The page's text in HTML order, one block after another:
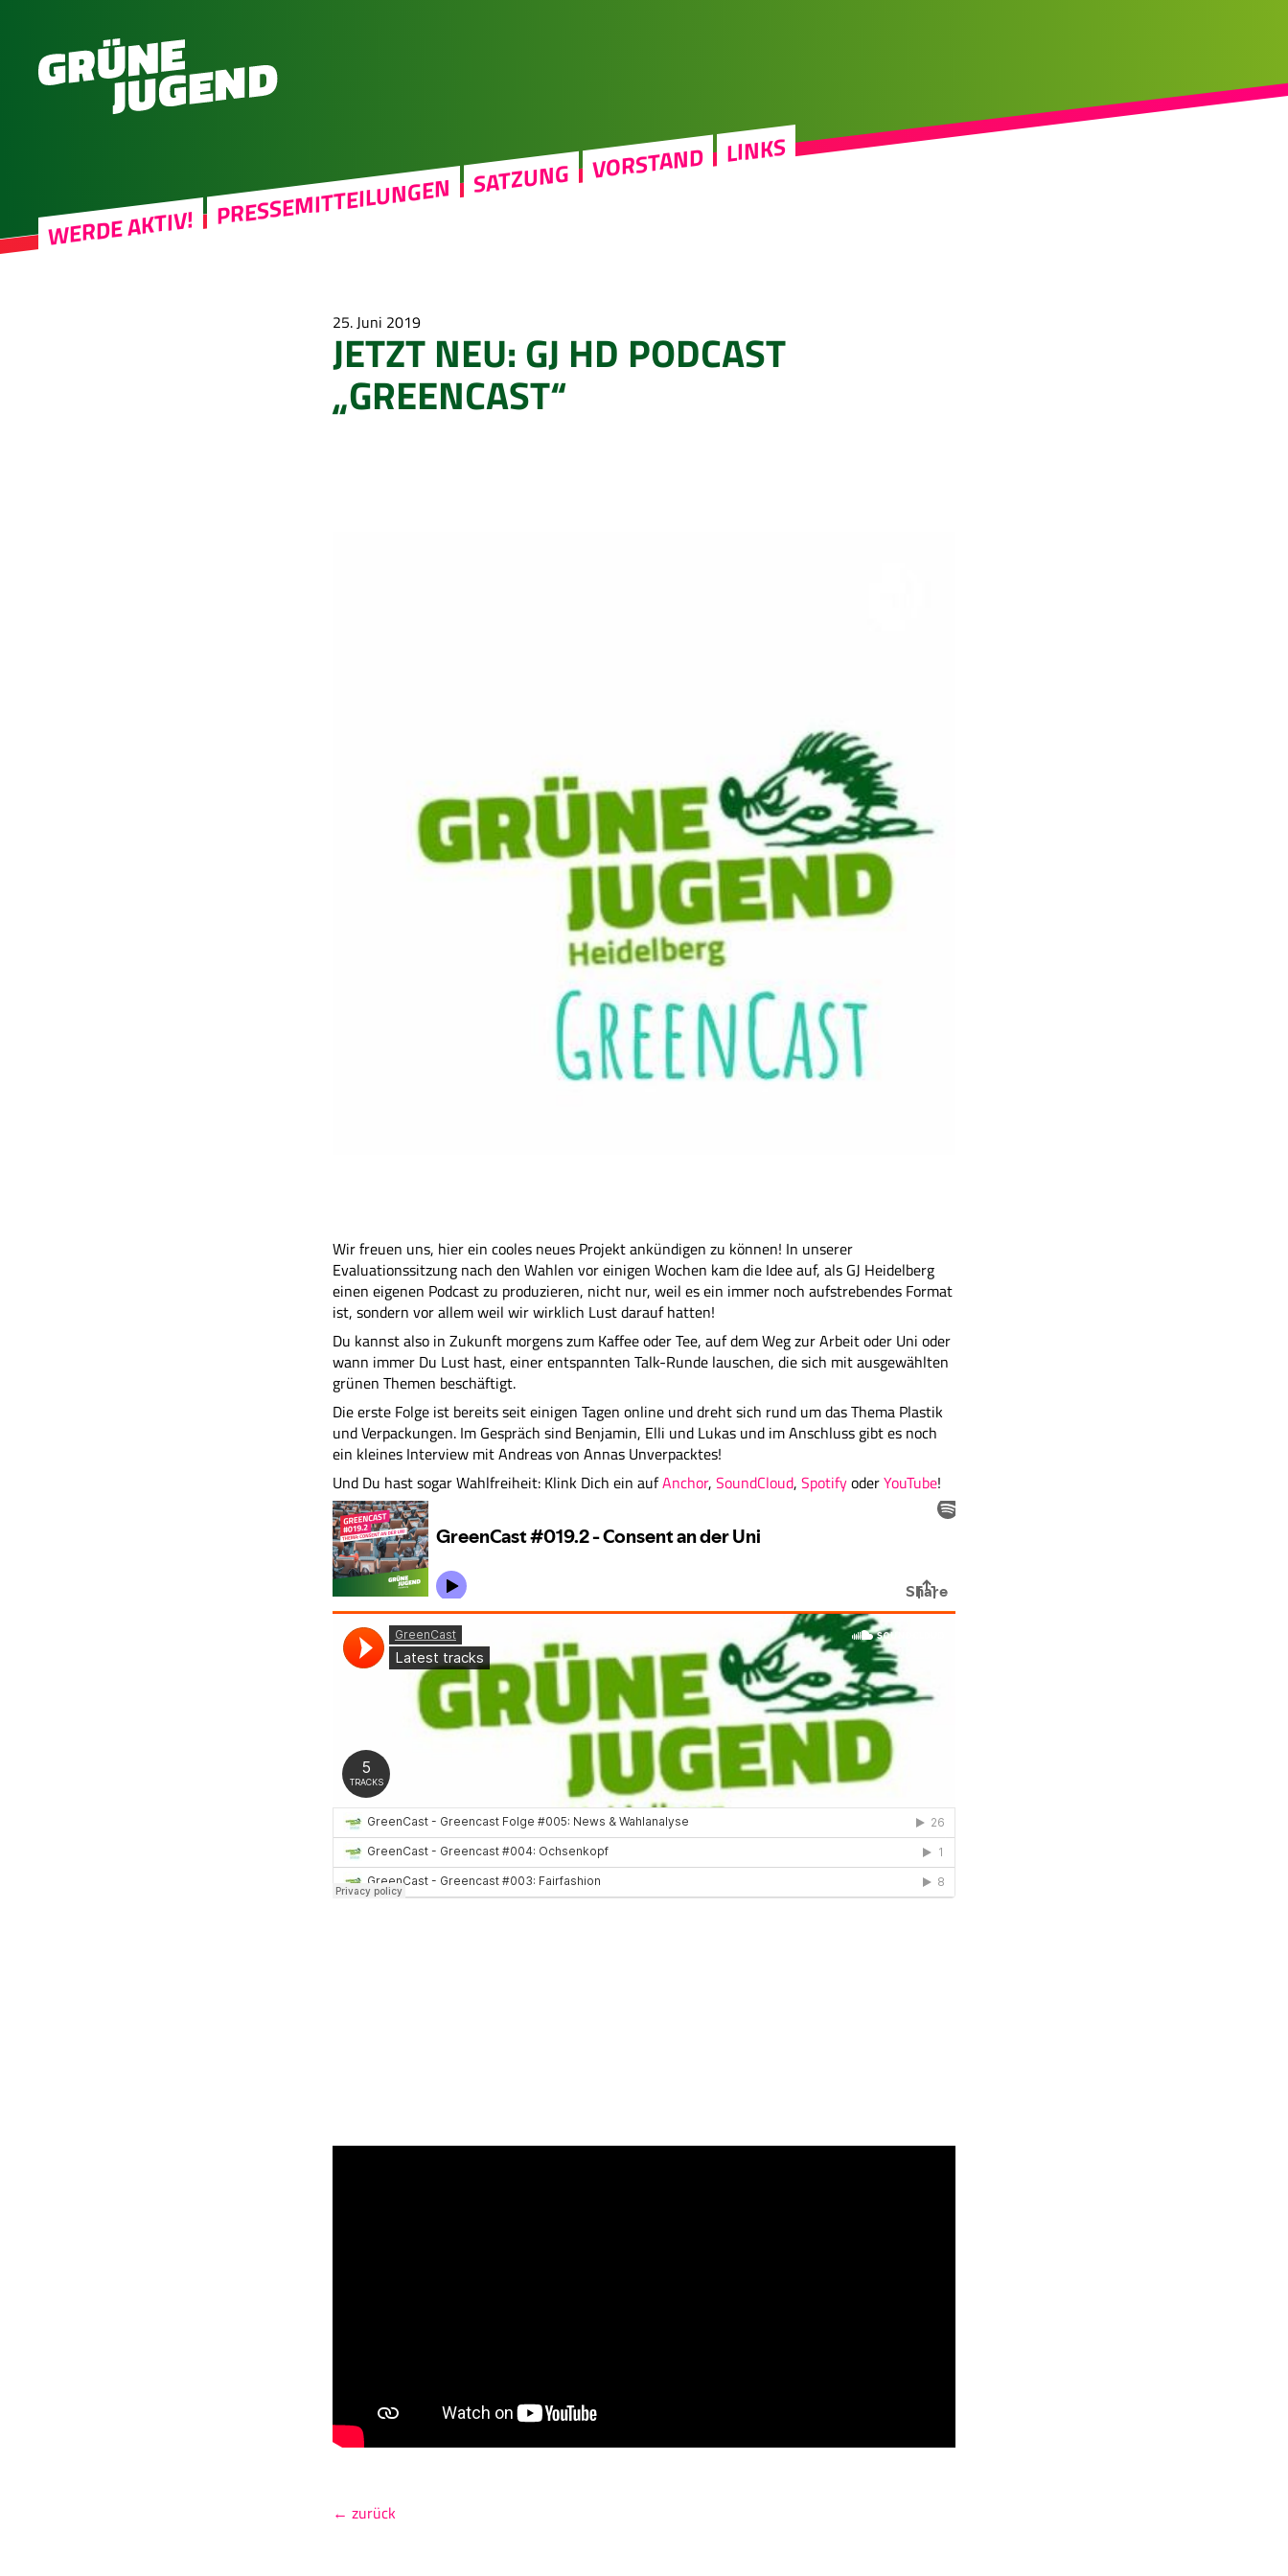
WERDE AKTIV! PRESSEMITTEILUNGEN SATZUNG VORSTAND LINKS
25. Juni 2019
JETZT NEU: GJ HD PODCAST
„GREENCAST“
Wir freuen uns, hier ein cooles neues Projekt ankündigen zu können! In unserer
Evaluationssitzung nach den Wahlen vor einigen Wochen kam die Idee auf, als GJ Heidelberg
einen eigenen Podcast zu produzieren, nicht nur, weil es ein immer noch aufstrebendes Format
ist, sondern vor allem weil wir wirklich Lust darauf hatten!
Du kannst also in Zukunft morgens zum Kaffee oder Tee, auf dem Weg zur Arbeit oder Uni oder
wann immer Du Lust hast, einer entspannten Talk-Runde lauschen, die sich mit ausgewählten
grünen Themen beschäftigt.
Die erste Folge ist bereits seit einigen Tagen online und dreht sich rund um das Thema Plastik
und Verpackungen. Im Gespräch sind Benjamin, Elli und Lukas und im Anschluss gibt es noch
ein kleines Interview mit Andreas von Annas Unverpacktes!
Und Du hast sogar Wahlfreiheit: Klink Dich ein aufAnchor, SoundCloud, SpotifyoderYouTube!
← zurück